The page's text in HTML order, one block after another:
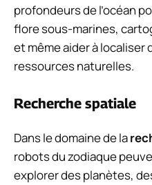
profondeurs de l’océan
flore sous-marines,
et même aider à localiser
ressources naturelles.
Recherche spatiale
Dans le domaine de la
robots du zodiaque
explorer des planètes,